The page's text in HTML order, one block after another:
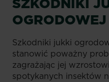
OGRODOWEJ
Szkodniki jukki
stanowić poważny
zagrażając jej
spotykanych insektów